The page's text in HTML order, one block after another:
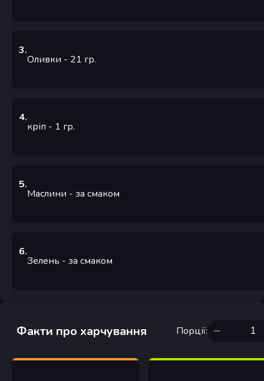
3.
Оливки - 21 гр.
4.
кріп - 1 гр.
5.
Маслини - за смаком
6.
Зелень - за смаком
Факти про харчування Порції: